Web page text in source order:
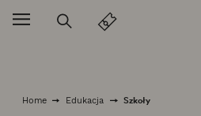
Home Edukacja Szkoły